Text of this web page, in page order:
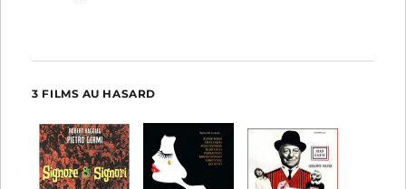
3 FILMS AU HASARD